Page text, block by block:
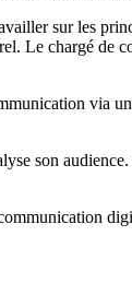
sur les
Le chargé de
via
son